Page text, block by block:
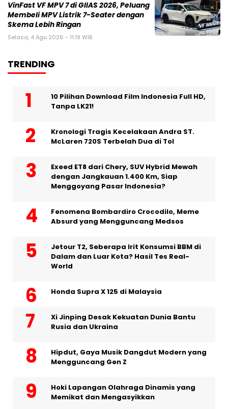
VinFast VF MPV 7 di GIIAS 2026, Peluang
Membeli MPV Listrik 7-Seater dengan
Skema Lebih Ringan
Selasa, 4 Agu 2026 - 11:19 WIB
TRENDING
10 Pilihan Download Film Indonesia Full HD,
Tanpa LK21!
Kronologi Tragis Kecelakaan Andra ST.
McLaren 720S Terbelah Dua di Tol
Exeed ET8 dari Chery, SUV Hybrid Mewah
dengan Jangkauan 1.400 Km, Siap
Menggoyang Pasar Indonesia?
Fenomena Bombardiro Crocodilo, Meme
Absurd yang Mengguncang Medsos
Jetour T2, Seberapa Irit Konsumsi BBM di
Dalam dan Luar Kota? Hasil Tes Real-
World
Honda Supra X 125 di Malaysia
Xi Jinping Desak Kekuatan Dunia Bantu
Rusia dan Ukraina
Hipdut, Gaya Musik Dangdut Modern yang
Mengguncang Gen Z
Hoki Lapangan Olahraga Dinamis yang
Memikat dan Mengasyikkan